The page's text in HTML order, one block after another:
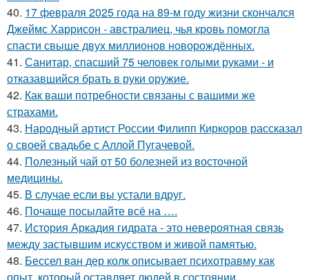
40. 17 февраля 2025 года на 89-м году жизни скончался
Джеймс Харрисон - австралиец, чья кровь помогла
спасти свыше двух миллионов новорождённых.
41. Санитар, спасший 75 человек голыми руками - и
отказавшийся брать в руки оружие.
42. Как ваши потребности связаны с вашими же
страхами.
43. Народный артист России Филипп Киркоров рассказал
о своей свадьбе с Аллой Пугачевой.
44. Полезный чай от 50 болезней из восточной
медицины.
45. В случае если вы устали вдруг.
46. Почаще посылайте всё на ….
47. История Аркадия гидрата - это невероятная связь
между застывшим искусством и живой памятью.
48. Бессел ван дер колк описывает психотравму как